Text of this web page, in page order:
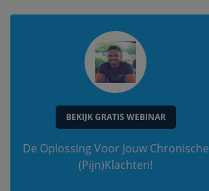
BEKIJK GRATIS WEBINAR
De Oplossing Voor Jouw Chronische
(Pijn)Klachten!